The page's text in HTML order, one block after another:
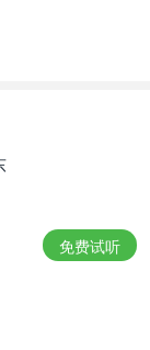
タービレ』
》系列
なおかつイ
子?千秋真
ありながら、
に振り回さ
た人も多い
免费试听